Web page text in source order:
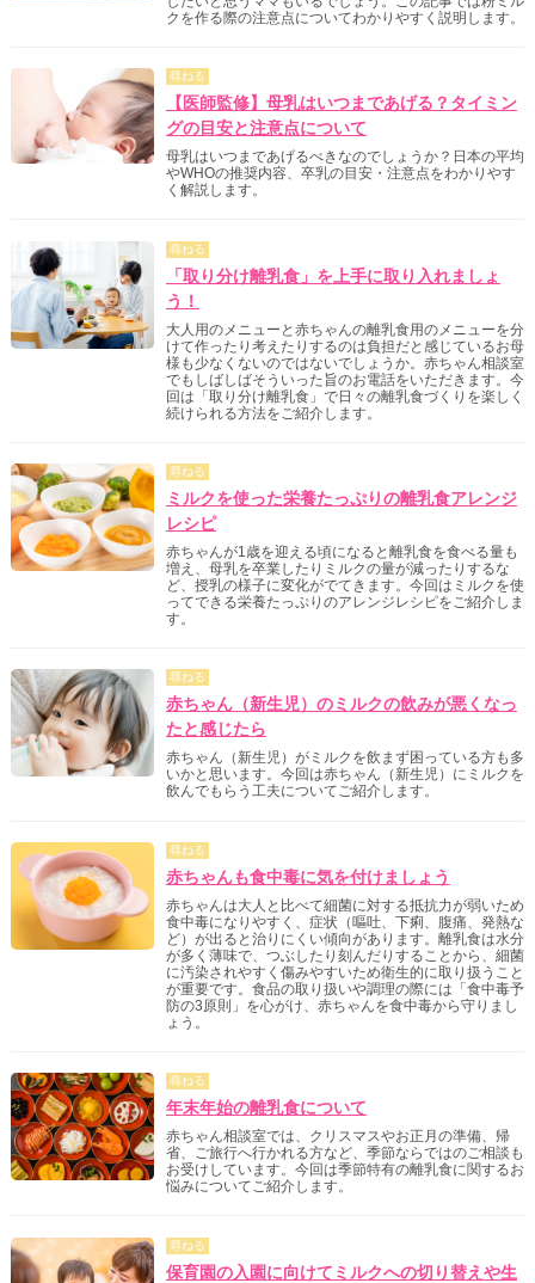
クを作る際の注意点についてわかりやすく説明します。
尋ねる
【医師監修】母乳はいつまであげる？タイミン
グの目安と注意点について
母乳はいつまであげるべきなのでしょうか？日本の平均
やWHOの推奨内容、卒乳の目安・注意点をわかりやす
く解説します。
尋ねる
「取り分け離乳食」を上手に取り入れましょ
う！
大人用のメニューと赤ちゃんの離乳食用のメニューを分
けて作ったり考えたりするのは負担だと感じているお母
様も少なくないのではないでしょうか。赤ちゃん相談室
でもしばしばそういった旨のお電話をいただきます。今
回は「取り分け離乳食」で日々の離乳食づくりを楽しく
続けられる方法をご紹介します。
尋ねる
ミルクを使った栄養たっぷりの離乳食アレンジ
レシピ
赤ちゃんが1歳を迎える頃になると離乳食を食べる量も
増え、母乳を卒業したりミルクの量が減ったりするな
ど、授乳の様子に変化がでてきます。今回はミルクを使
ってできる栄養たっぷりのアレンジレシピをご紹介しま
す。
尋ねる
赤ちゃん（新生児）のミルクの飲みが悪くなっ
たと感じたら
赤ちゃん（新生児）がミルクを飲まず困っている方も多
いかと思います。今回は赤ちゃん（新生児）にミルクを
飲んでもらう工夫についてご紹介します。
尋ねる
赤ちゃんも食中毒に気を付けましょう
赤ちゃんは大人と比べて細菌に対する抵抗力が弱いため
食中毒になりやすく、症状（嘔吐、下痢、腹痛、発熱な
ど）が出ると治りにくい傾向があります。離乳食は水分
が多く薄味で、つぶしたり刻んだりすることから、細菌
に汚染されやすく傷みやすいため衛生的に取り扱うこと
が重要です。食品の取り扱いや調理の際には「食中毒予
防の3原則」を心がけ、赤ちゃんを食中毒から守りまし
ょう。
尋ねる
年末年始の離乳食について
赤ちゃん相談室では、クリスマスやお正月の準備、帰
省、ご旅行へ行かれる方など、季節ならではのご相談も
お受けしています。今回は季節特有の離乳食に関するお
悩みについてご紹介します。
尋ねる
保育園の入園に向けてミルクへの切り替えや生